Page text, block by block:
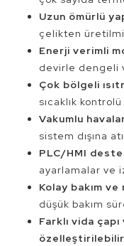
Uzun ömürlü
çelikten
Enerji verimli
devirle dengeli
Çok bölgeli
sıcaklık
Vakumlu
sistem dışına
PLC/HMI
ayarlamalar ve
Kolay bakım ve
düşük bakım
Farklı vida
özelleştirilebilir